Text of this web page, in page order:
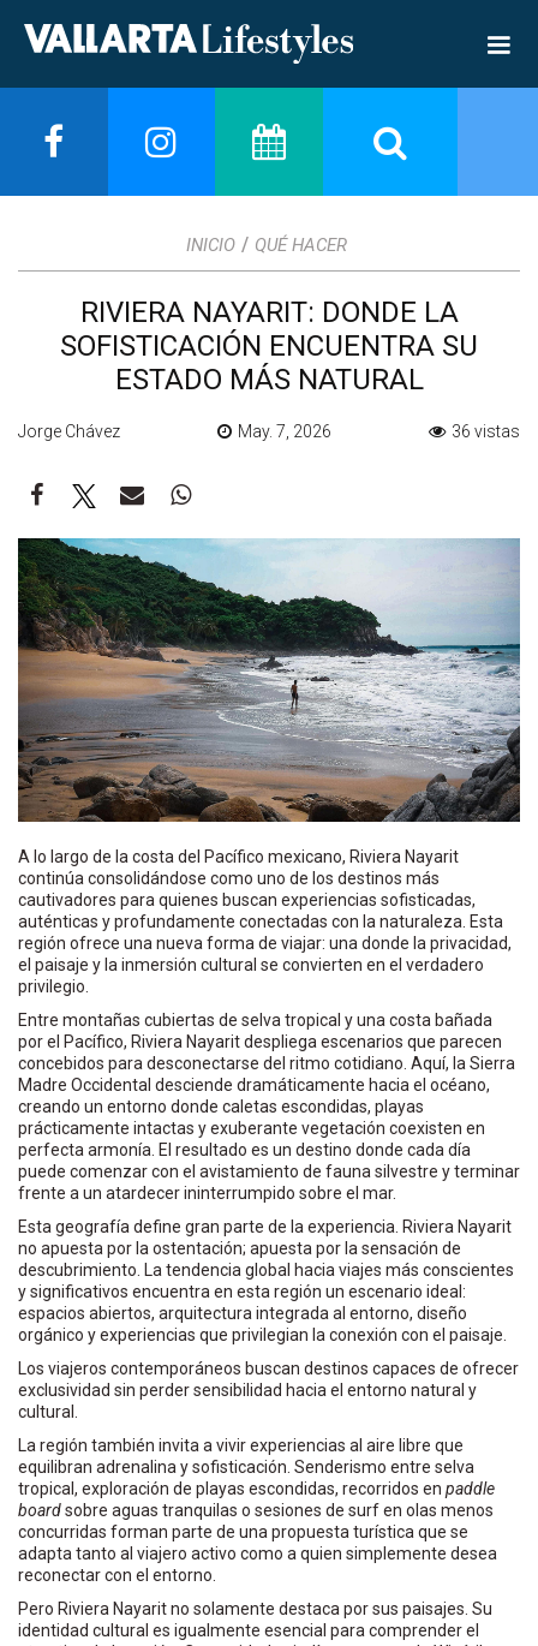
INICIO / QUÉ HACER
RIVIERA NAYARIT: DONDE LA
SOFISTICACIÓN ENCUENTRA SU
ESTADO MÁS NATURAL
Jorge Chávez May. 7, 2026 36 vistas
A lo largo de la costa del Pacífico mexicano, Riviera Nayarit
continúa consolidándose como uno de los destinos más
cautivadores para quienes buscan experiencias sofisticadas,
auténticas y profundamente conectadas con la naturaleza. Esta
región ofrece una nueva forma de viajar: una donde la privacidad,
el paisaje y la inmersión cultural se convierten en el verdadero
privilegio.
Entre montañas cubiertas de selva tropical y una costa bañada
por el Pacífico, Riviera Nayarit despliega escenarios que parecen
concebidos para desconectarse del ritmo cotidiano. Aquí, la Sierra
Madre Occidental desciende dramáticamente hacia el océano,
creando un entorno donde caletas escondidas, playas
prácticamente intactas y exuberante vegetación coexisten en
perfecta armonía. El resultado es un destino donde cada día
puede comenzar con el avistamiento de fauna silvestre y terminar
frente a un atardecer ininterrumpido sobre el mar.
Esta geografía define gran parte de la experiencia. Riviera Nayarit
no apuesta por la ostentación; apuesta por la sensación de
descubrimiento. La tendencia global hacia viajes más conscientes
y significativos encuentra en esta región un escenario ideal:
espacios abiertos, arquitectura integrada al entorno, diseño
orgánico y experiencias que privilegian la conexión con el paisaje.
Los viajeros contemporáneos buscan destinos capaces de ofrecer
exclusividad sin perder sensibilidad hacia el entorno natural y
cultural.
La región también invita a vivir experiencias al aire libre que
equilibran adrenalina y sofisticación. Senderismo entre selva
tropical, exploración de playas escondidas, recorridos en paddle
boardsobre aguas tranquilas o sesiones de surf en olas menos
concurridas forman parte de una propuesta turística que se
adapta tanto al viajero activo como a quien simplemente desea
reconectar con el entorno.
Pero Riviera Nayarit no solamente destaca por sus paisajes. Su
identidad cultural es igualmente esencial para comprender el